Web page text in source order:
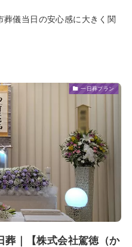
儀当日の安心感に大きく関
一日葬プラン
葬｜【株式会社駕徳（か